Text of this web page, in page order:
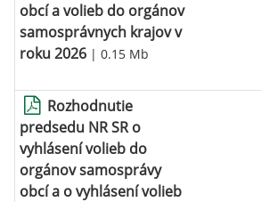
obcí a volieb do orgánov
samosprávnych krajov v
roku 2026 | 0.15 Mb
Rozhodnutie
predsedu NR SR o
vyhlásení volieb do
orgánov samosprávy
obcí a o vyhlásení volieb